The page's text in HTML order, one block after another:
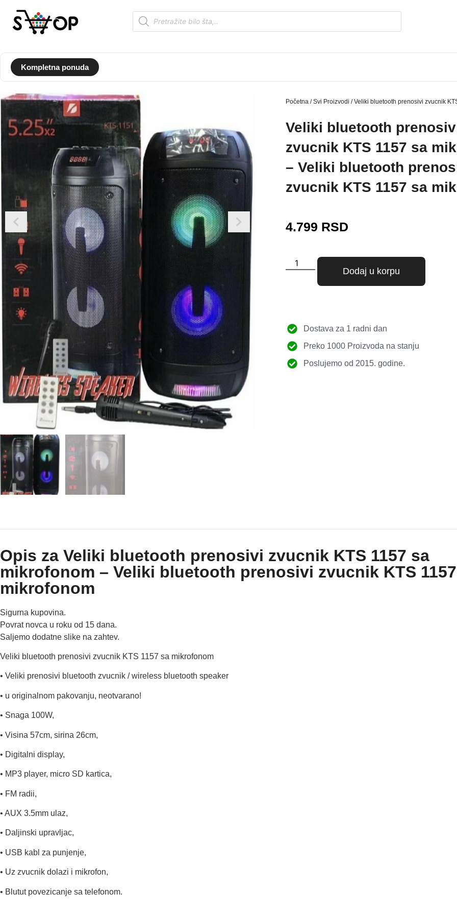
Kompletna ponuda
Početna /Svi Proizvodi / Veliki bluetooth prenosivi zvucnik
Veliki bluetooth
zvucnik KTS 1157 sa
– Veliki bluetooth
zvucnik KTS 1157 sa
4.799 RSD
Dodaj u korpu
Dostava za 1 radni dan
Preko 1000 Proizvoda na stanju
Poslujemo od 2015. godine.
Opis za Veliki bluetooth prenosivi zvucnik KTS 1157 sa
mikrofonom – Veliki bluetooth prenosivi zvucnik KTS
mikrofonom
Sigurna kupovina.
Povrat novca u roku od 15 dana.
Saljemo dodatne slike na zahtev.
Veliki bluetooth prenosivi zvucnik KTS 1157 sa mikrofonom
• Veliki prenosivi bluetooth zvucnik / wireless bluetooth speaker
• u originalnom pakovanju, neotvarano!
• Snaga 100W,
• Visina 57cm, sirina 26cm,
• Digitalni display,
• MP3 player, micro SD kartica,
• FM radii,
• AUX 3.5mm ulaz,
• Daljinski upravljac,
• USB kabl za punjenje,
• Uz zvucnik dolazi i mikrofon,
• Blutut povezicanje sa telefonom.